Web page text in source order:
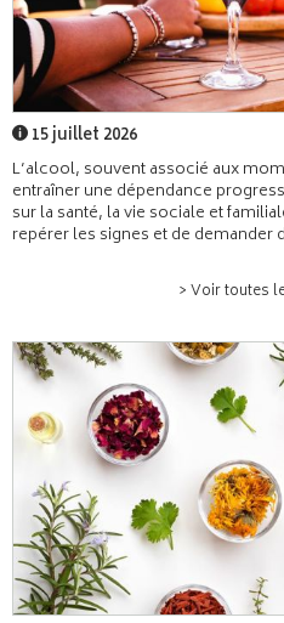
15 juillet 2026
L’alcool, souvent associé aux
entraîner une dépendance
sur la santé, la vie sociale et
repérer les signes et de demander
> Voir toutes